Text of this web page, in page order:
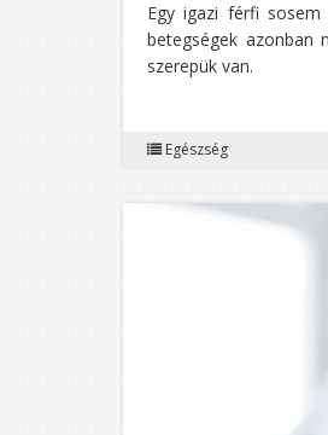
Egy igazi férfi
betegségek azonban
szerepük van.
Egészség